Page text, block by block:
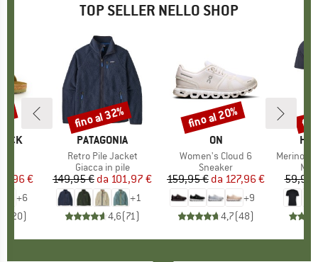
TOP SELLER NELLO SHOP
ridotto
€
+6
20)
MARCHIO
PATAGONIA
Articolo
Retro Pile Jacket
Gruppo di prodotti
Giacca in pile
Prezzo
149,95 € Prezzo ridotto
da 101,97 €
+1
4,6(71)
Sconto
fino al 32%
MARCHIO
ON
Articolo
Women's Cloud 6
Gruppo di prodotti
Sneaker
Prezzo
159,95 € Prezzo ridotto
da 127,96 €
+9
4,7(48)
Sconto
fino al 20%
Articolo
MerinoMix150
59,95